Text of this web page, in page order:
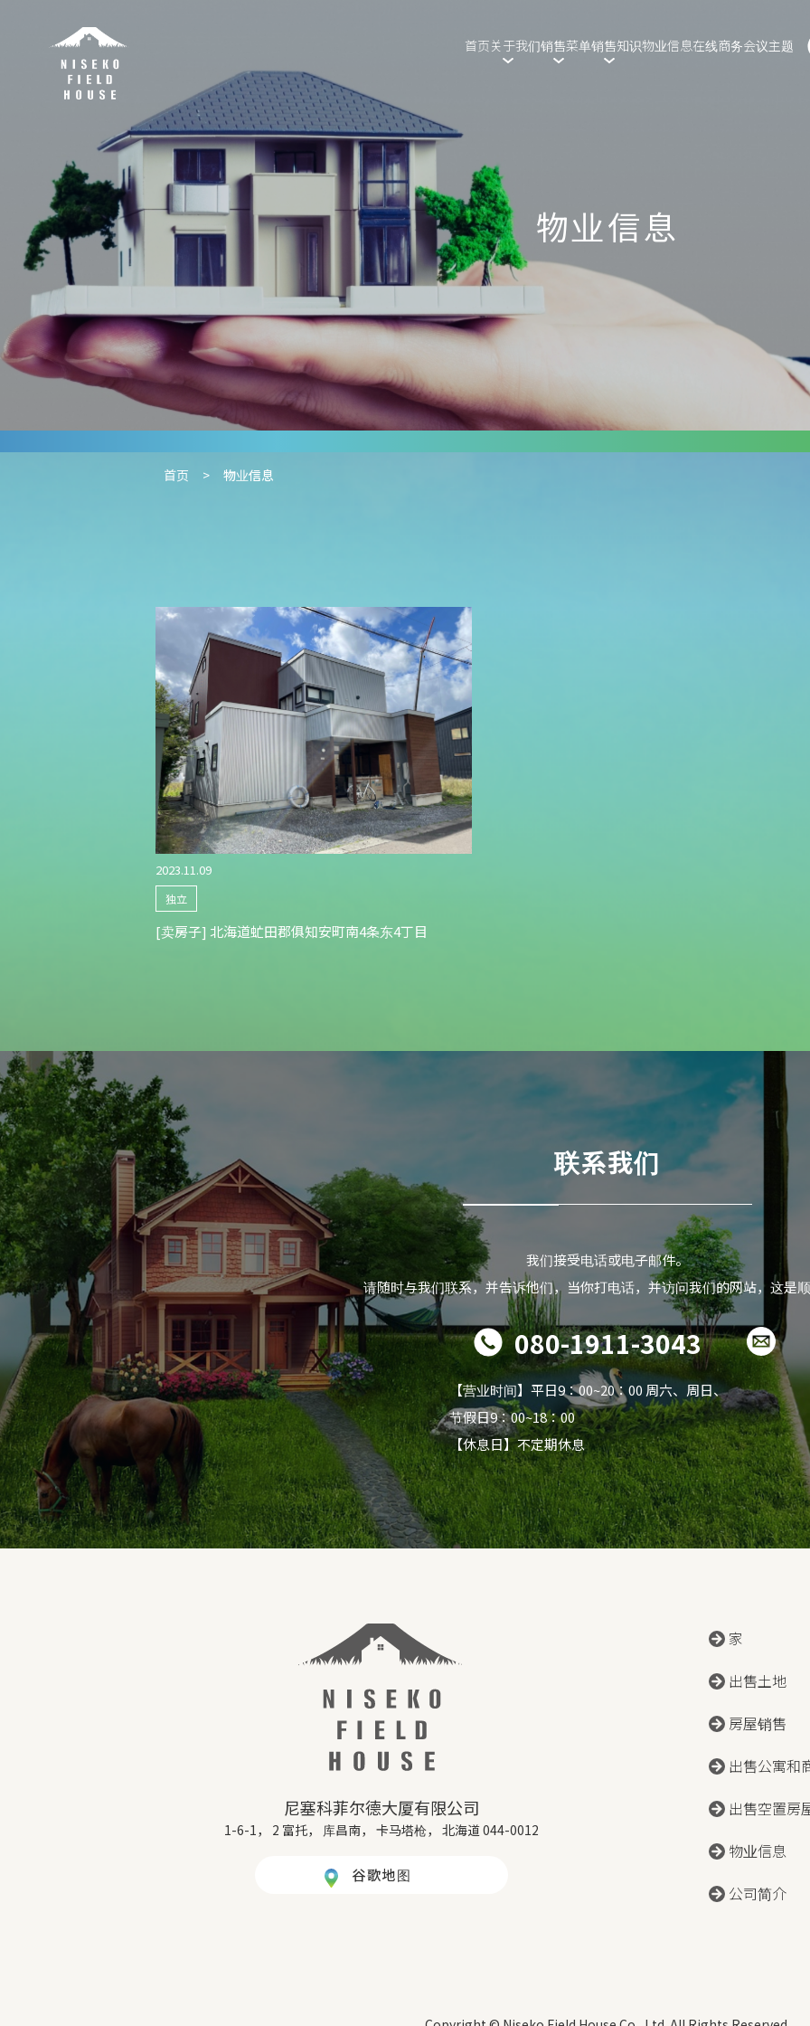
首页关于我们销售菜单销售知识物业信息在线商务会议主题
JP ENCH
中介和购买之间的区别是什么？
继承财产的处理
主题
问候
在线商务会议介绍
联系我们
物业信息
首页 物业信息
2023.11.09
独立
[卖房子] 北海道虻田郡俱知安町南4条东4丁目
联系我们
我们接受电话或电子邮件。
请随时与我们联系，并告诉他们，当你打电话，并访问我们的网站，这是
080-1911-3043
【营业时间】平日9：00~20：00 周六、周日、
节假日9：00~18：00
【休息日】不定期休息
尼塞科菲尔德大厦有限公司
1-6-1， 2 富托， 库昌南， 卡马塔枪， 北海道 044-0012
谷歌地图
家
出售土地
房屋销售
出售公寓和
出售空置房
物业信息
公司简介